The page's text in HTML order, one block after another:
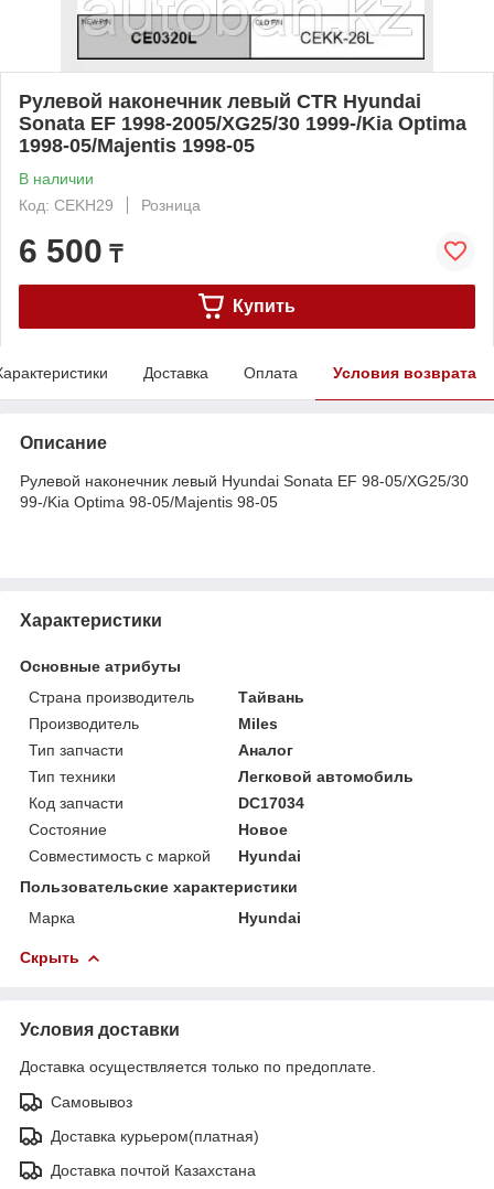
Рулевой наконечник левый CTR Hyundai
Sonata EF 1998-2005/XG25/30 1999-/Kia Optima
1998-05/Majentis 1998-05
В наличии
Код: CEKH29
Розница
6 500 ₸
Купить
Доставка Оплата Условия возврата
Описание
Рулевой наконечник левый Hyundai Sonata EF 98-05/XG25/30
99-/Kia Optima 98-05/Majentis 98-05
Характеристики
Основные атрибуты
Страна производитель
Тайвань
Производитель
Miles
Тип запчасти
Аналог
Тип техники
Легковой автомобиль
Код запчасти
DC17034
Состояние
Новое
Совместимость с маркой
Hyundai
Пользовательские характеристики
Марка
Hyundai
Скрыть
Условия доставки
Доставка осуществляется только по предоплате.
Самовывоз
Доставка курьером(платная)
Доставка почтой Казахстана